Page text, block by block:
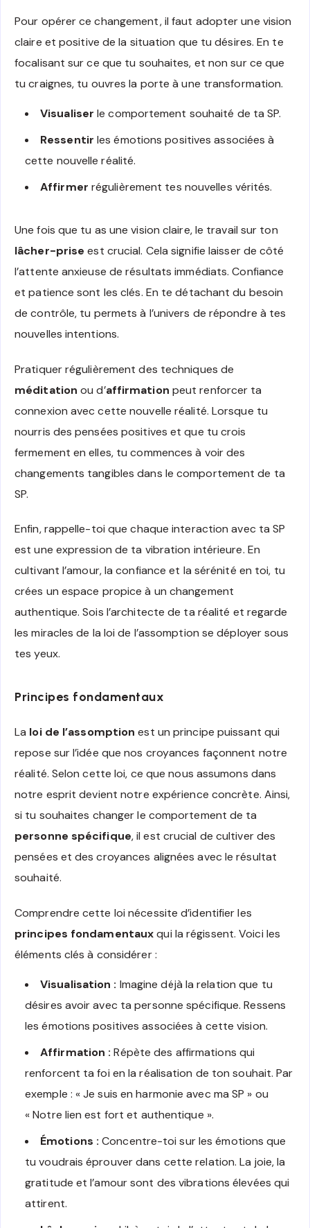
Pour opérer ce changement, il faut adopter une vision
claire et positive de la situation que tu désires. En te
focalisant sur ce que tu souhaites, et non sur ce que
tu craignes, tu ouvres la porte à une transformation.
Visualiser le comportement souhaité de ta SP.
Ressentir les émotions positives associées à
cette nouvelle réalité.
Affirmer régulièrement tes nouvelles vérités.
Une fois que tu as une vision claire, le travail sur ton
lâcher-prise est crucial. Cela signifie laisser de côté
l’attente anxieuse de résultats immédiats. Confiance
et patience sont les clés. En te détachant du besoin
de contrôle, tu permets à l’univers de répondre à tes
nouvelles intentions.
Pratiquer régulièrement des techniques de
méditation ou d’affirmation peut renforcer ta
connexion avec cette nouvelle réalité. Lorsque tu
nourris des pensées positives et que tu crois
fermement en elles, tu commences à voir des
changements tangibles dans le comportement de ta
SP.
Enfin, rappelle-toi que chaque interaction avec ta SP
est une expression de ta vibration intérieure. En
cultivant l’amour, la confiance et la sérénité en toi, tu
crées un espace propice à un changement
authentique. Sois l’architecte de ta réalité et regarde
les miracles de la loi de l’assomption se déployer sous
tes yeux.
Principes fondamentaux
La loi de l’assomption est un principe puissant qui
repose sur l’idée que nos croyances façonnent notre
réalité. Selon cette loi, ce que nous assumons dans
notre esprit devient notre expérience concrète. Ainsi,
si tu souhaites changer le comportement de ta
personne spécifique, il est crucial de cultiver des
pensées et des croyances alignées avec le résultat
souhaité.
Comprendre cette loi nécessite d’identifier les
principes fondamentauxqui la régissent. Voici les
éléments clés à considérer :
Visualisation : Imagine déjà la relation que tu
désires avoir avec ta personne spécifique. Ressens
les émotions positives associées à cette vision.
Affirmation : Répète des affirmations qui
renforcent ta foi en la réalisation de ton souhait. Par
exemple : « Je suis en harmonie avec ma SP » ou
« Notre lien est fort et authentique ».
Émotions : Concentre-toi sur les émotions que
tu voudrais éprouver dans cette relation. La joie, la
gratitude et l’amour sont des vibrations élevées qui
attirent.